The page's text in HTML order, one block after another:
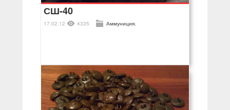
СШ-40
17.02.12 4335 Аммуниция.